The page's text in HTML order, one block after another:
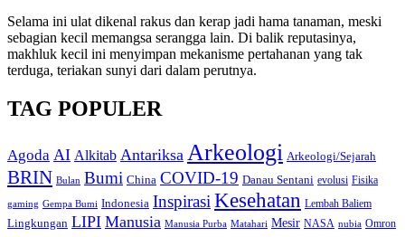
Selama ini ulat dikenal rakus dan kerap jadi hama tanaman, meski
sebagian kecil memangsa serangga lain. Di balik reputasinya,
makhluk kecil ini menyimpan mekanisme pertahanan yang tak
terduga, teriakan sunyi dari dalam perutnya.
TAG POPULER
Agoda AI Alkitab Antariksa Arkeologi Arkeologi/Sejarah
BRIN Bulan Bumi China COVID-19 Danau Sentani evolusi Fisika
gaming Gempa Bumi Indonesia InspirasiKesehatan Lembah Baliem
Lingkungan LIPI Manusia Manusia Purba Matahari Mesir NASA nubia Omron